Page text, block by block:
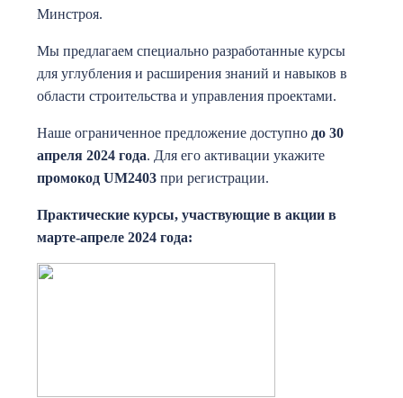
Минстроя.
Мы предлагаем специально разработанные курсы
для углубления и расширения знаний и навыков в
области строительства и управления проектами.
Наше ограниченное предложение доступно до 30
апреля 2024 года. Для его активации укажите
промокод UM2403 при регистрации.
Практические курсы, участвующие в акции в
марте-апреле 2024 года: